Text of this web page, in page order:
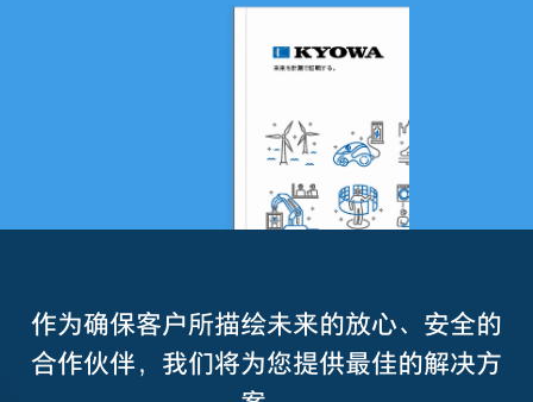
作为确保客户所描绘未来的放心、安全的
合作伙伴，我们将为您提供最佳的解决方